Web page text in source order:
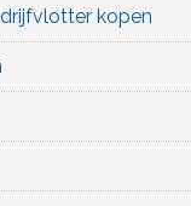
kopen